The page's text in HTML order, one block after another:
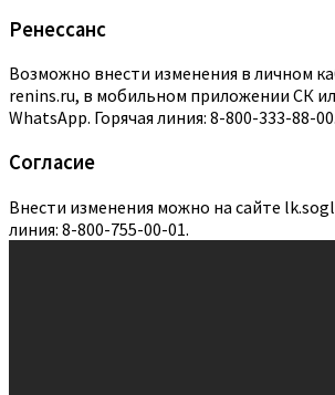
Ренессанс
Возможно внести изменения в личном
renins.ru, в мобильном приложении СК
WhatsApp. Горячая линия: 8-800-333-88-00.
Согласие
Внести изменения можно на сайте
линия: 8-800-755-00-01.